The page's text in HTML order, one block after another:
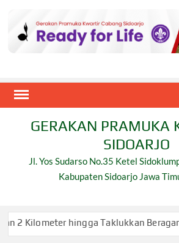
content
GERAKAN PRAMUKA
SIDOARJO
Jl. Yos Sudarso No.35 Ketel
Kabupaten Sidoarjo Jawa
Beragam Ujian, Inilah